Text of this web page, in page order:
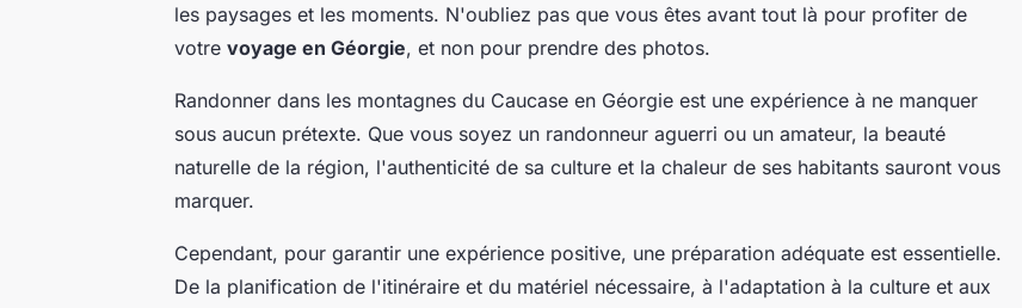
les paysages et les moments. N'oubliez pas que vous êtes avant tout là pour profiter de
votre voyage en Géorgie, et non pour prendre des photos.
Randonner dans les montagnes du Caucase en Géorgie est une expérience à ne manquer
sous aucun prétexte. Que vous soyez un randonneur aguerri ou un amateur, la beauté
naturelle de la région, l'authenticité de sa culture et la chaleur de ses habitants sauront vous
marquer.
Cependant, pour garantir une expérience positive, une préparation adéquate est essentielle.
De la planification de l'itinéraire et du matériel nécessaire, à l'adaptation à la culture et aux